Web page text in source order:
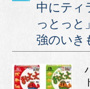
中にティ
っとっと
強のいき